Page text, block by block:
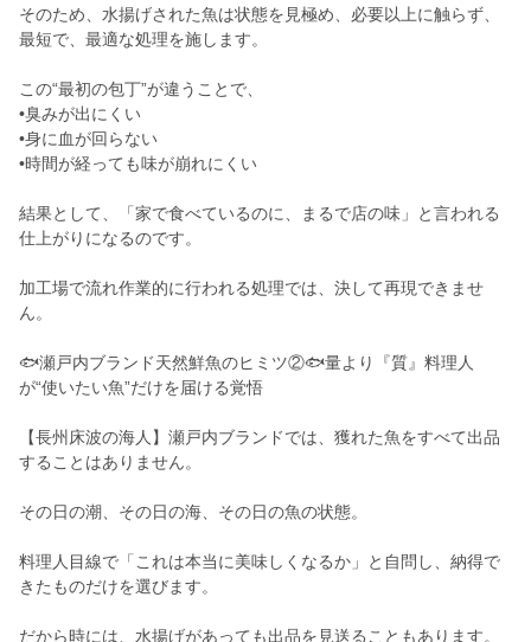
そのため、水揚げされた魚は状態を見極め、必要以上に触らず、
最短で、最適な処理を施します。
この“最初の包丁”が違うことで、
•臭みが出にくい
•身に血が回らない
•時間が経っても味が崩れにくい
結果として、「家で食べているのに、まるで店の味」と言われる
仕上がりになるのです。
加工場で流れ作業的に行われる処理では、決して再現できませ
ん。
🐟瀬戸内ブランド天然鮮魚のヒミツ②🐟量より『質』料理人
が“使いたい魚”だけを届ける覚悟
【長州床波の海人】瀬戸内ブランドでは、獲れた魚をすべて出品
することはありません。
その日の潮、その日の海、その日の魚の状態。
料理人目線で「これは本当に美味しくなるか」と自問し、納得で
きたものだけを選びます。
だから時には、水揚げがあっても出品を見送ることもあります。